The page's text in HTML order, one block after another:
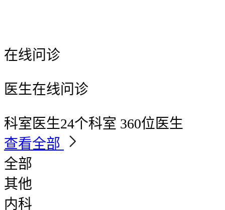
在线问诊
医生在线问诊
科室医生24个科室 360位医生
查看全部
全部
其他
内科